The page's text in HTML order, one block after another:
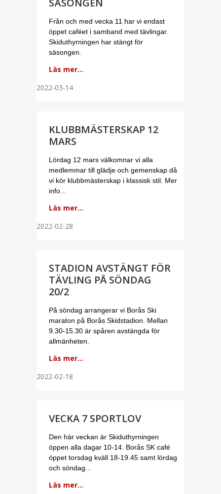
SÄSONGEN
Från och med vecka 11 har vi endast
öppet caféet i samband med tävlingar.
Skiduthyrningen har stängt för
säsongen.
Läs mer...
2022-03-14
KLUBBMÄSTERSKAP 12
MARS
Lördag 12 mars välkomnar vi alla
medlemmar till glädje och gemenskap då
vi kör klubbmästerskap i klassisk stil. Mer
info...
Läs mer...
2022-02-28
STADION AVSTÄNGT FÖR
TÄVLING PÅ SÖNDAG
20/2
På söndag arrangerar vi Borås Ski
maraton på Borås Skidstadion. Mellan
9.30-15.30 är spåren avstängda för
allmänheten.
Läs mer...
2022-02-18
VECKA 7 SPORTLOV
Den här veckan är Skiduthyrningen
öppen alla dagar 10-14. Borås SK café
öppet torsdag kväll 18-19.45 samt lördag
och söndag...
Läs mer...